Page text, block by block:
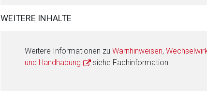
WEITERE INHALTE
Weitere Informationen zu Warnhinweisen,
und Handhabung
siehe Fachinformation.